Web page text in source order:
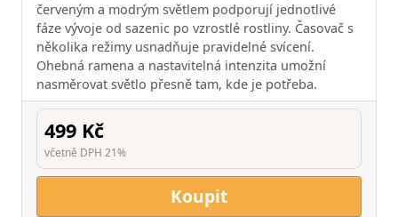
červeným a modrým světlem podporují jednotlivé
fáze vývoje od sazenic po vzrostlé rostliny. Časovač s
několika režimy usnadňuje pravidelné svícení.
Ohebná ramena a nastavitelná intenzita umožní
nasměrovat světlo přesně tam, kde je potřeba.
499 Kč
včetně DPH 21%
Koupit